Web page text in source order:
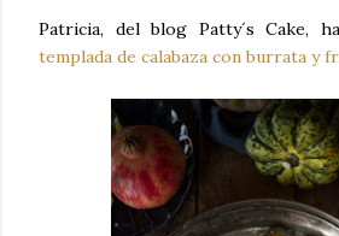
Patricia, del blog Patty´s Cake,
templada de calabaza con burrata y